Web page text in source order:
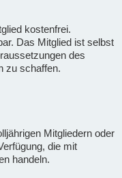
kostenfrei.
Das Mitglied ist selbst
des
zu schaffen.
Mitgliedern oder
die mit
handeln.